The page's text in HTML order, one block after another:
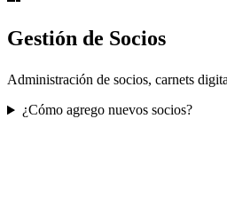
Gestión de Socios
Administración de socios, carnets
¿Cómo agrego nuevos socios?